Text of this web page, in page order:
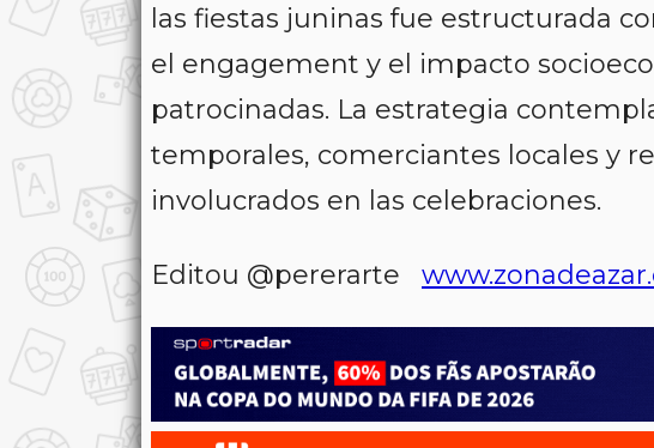
las fiestas juninas fue estructurada
el engagement y el impacto
patrocinadas. La estrategia
temporales, comerciantes locales y
involucrados en las celebraciones.
Editou @pererarte